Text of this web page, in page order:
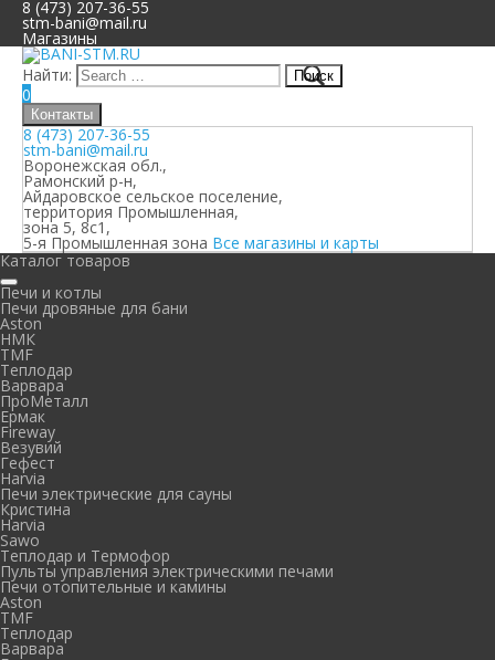
8 (473) 207-36-55
stm-bani@mail.ru
Магазины
Найти:
0
Контакты
8 (473) 207-36-55
stm-bani@mail.ru
Воронежская обл.,
Рамонский р-н,
Айдаровское сельское поселение,
территория Промышленная,
зона 5, 8с1,
5-я Промышленная зона Все магазины и карты
Каталог товаров
Печи и котлы
Печи дровяные для бани
Aston
НМК
TMF
Теплодар
Варвара
ПроМеталл
Ермак
Fireway
Везувий
Гефест
Harvia
Печи электрические для сауны
Кристина
Harvia
Sawo
Теплодар и Термофор
Пульты управления электрическими печами
Печи отопительные и камины
Aston
TMF
Теплодар
Варвара